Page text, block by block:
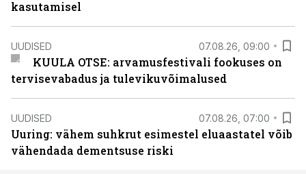
kasutamisel
UUDISED 07.08.26, 09:00
KUULA OTSE: arvamusfestivali fookuses on
tervisevabadus ja tulevikuvõimalused
UUDISED 07.08.26, 07:00
Uuring: vähem suhkrut esimestel eluaastatel võib
vähendada dementsuse riski